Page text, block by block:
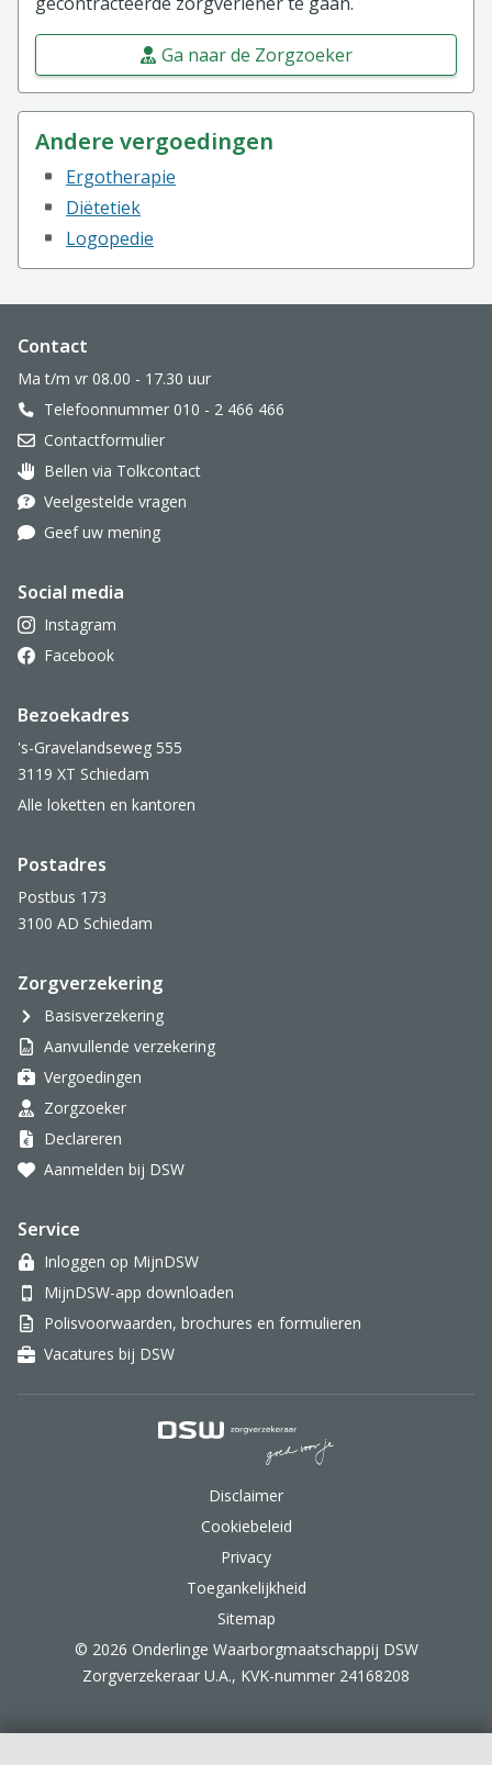
Ga naar de Zorgzoeker
Andere vergoedingen
Ergotherapie
Diëtetiek
Logopedie
Website footer
Contact
Ma t/m vr 08.00 - 17.30 uur
Telefoonnummer 010 - 2 466 466
Contactformulier
Oor met hoortoestel
Bellen via Tolkcontact
Veelgestelde vragen
Geef uw mening
Social media
Instagram
Facebook
Bezoekadres
's-Gravelandseweg 555
3119 XT Schiedam
Alle loketten en kantoren
Postadres
Postbus 173
3100 AD Schiedam
Zorgverzekering
Basisverzekering
Aanvullende verzekering
Vergoedingen
Zorgzoeker
Declareren
Aanmelden bij DSW
Service
Inloggen op MijnDSW
MijnDSW-app downloaden
Polisvoorwaarden, brochures en formulieren
Vacatures bij DSW
Disclaimer
Cookiebeleid
Privacy
Toegankelijkheid
Sitemap
© 2026 Onderlinge Waarborgmaatschappij DSW
Zorgverzekeraar U.A., KVK-nummer 24168208